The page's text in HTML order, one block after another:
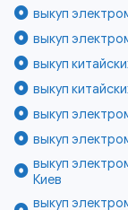
выкуп
выкуп
выкуп
выкуп
выкуп
выкуп
выкуп
Киев
выкуп